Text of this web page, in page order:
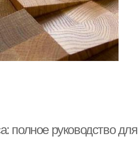
полное руководство для